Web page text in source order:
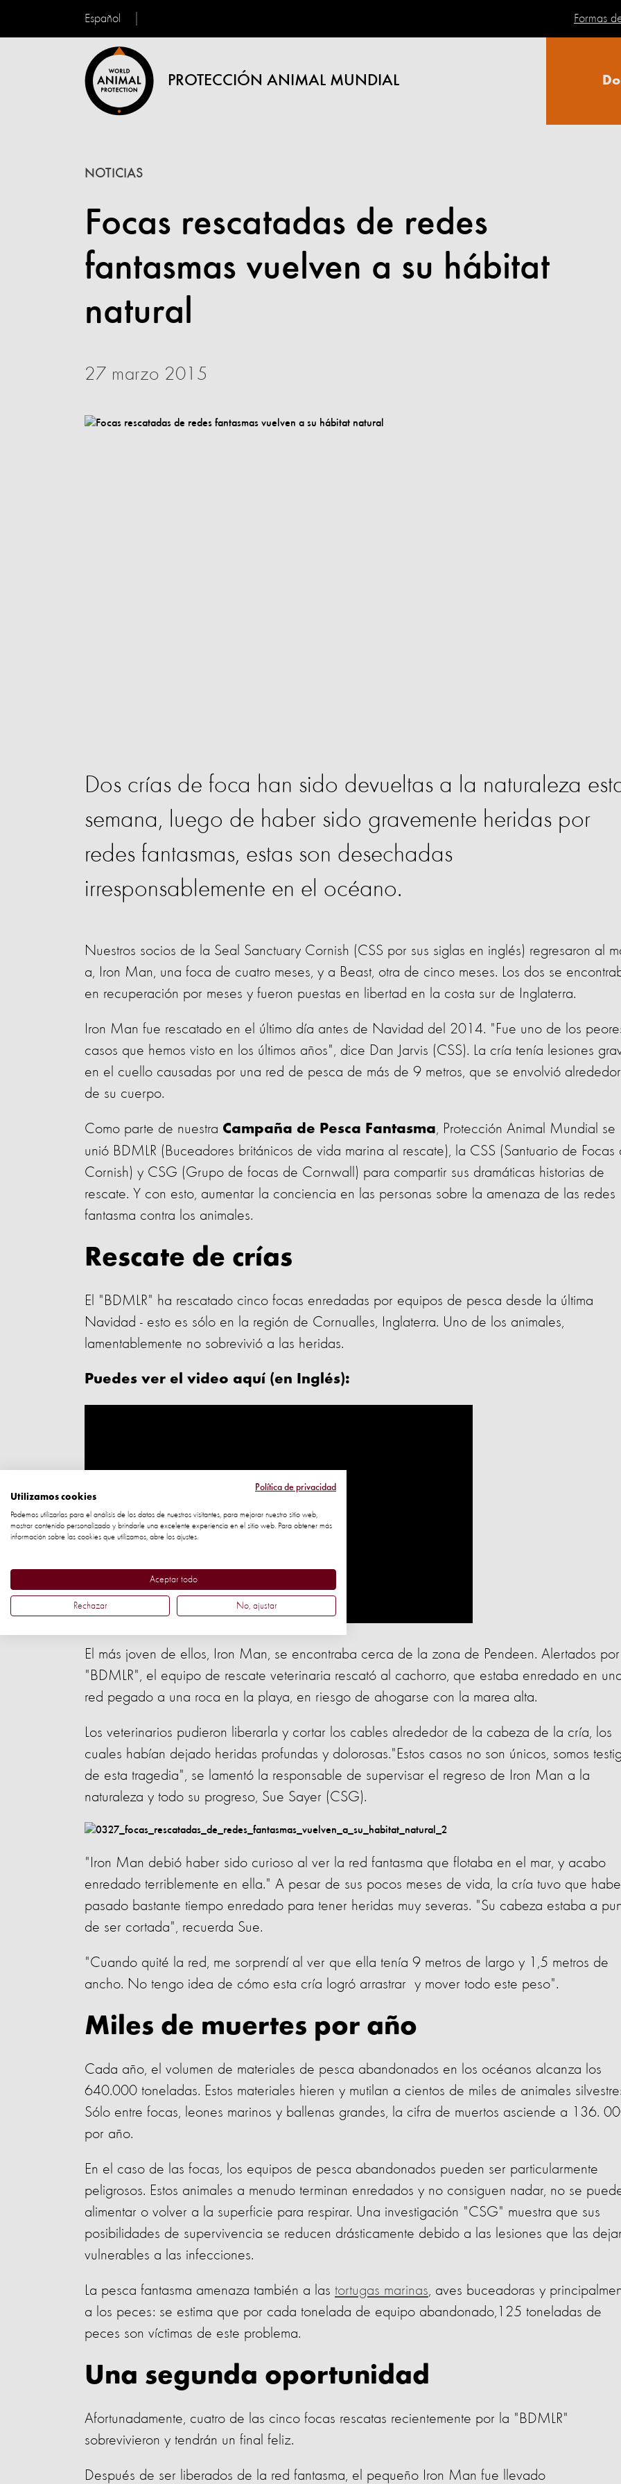
Español
PROTECCIÓN ANIMAL MUNDIAL
Formas
Focas rescatadas de redes
fantasmas vuelven a su hábitat
natural
NOTICIAS
27 marzo 2015
Dos crías de foca han sido devueltas a la naturaleza
semana, luego de haber sido gravemente heridas por
redes fantasmas, estas son desechadas
irresponsablemente en el océano.
Nuestros socios de la Seal Sanctuary Cornish (CSS por sus siglas en inglés) regresaron al
a, Iron Man, una foca de cuatro meses, y a Beast, otra de cinco meses. Los dos se
en recuperación por meses y fueron puestas en libertad en la costa sur de Inglaterra.
Iron Man fue rescatado en el último día antes de Navidad del 2014. "Fue uno de los
casos que hemos visto en los últimos años", dice Dan Jarvis (CSS). La cría tenía lesiones
en el cuello causadas por una red de pesca de más de 9 metros, que se envolvió alrededor
de su cuerpo.
Como parte de nuestra Campaña de Pesca Fantasma, Protección Animal Mundial se
unió BDMLR (Buceadores británicos de vida marina al rescate), la CSS (Santuario de Focas
Cornish) y CSG (Grupo de focas de Cornwall) para compartir sus dramáticas historias de
rescate. Y con esto, aumentar la conciencia en las personas sobre la amenaza de las redes
fantasma contra los animales.
Rescate de crías
El "BDMLR" ha rescatado cinco focas enredadas por equipos de pesca desde la última
Navidad - esto es sólo en la región de Cornualles, Inglaterra. Uno de los animales,
lamentablemente no sobrevivió a las heridas.
Puedes ver el video aquí (en Inglés):
El más joven de ellos, Iron Man, se encontraba cerca de la zona de Pendeen. Alertados
"BDMLR", el equipo de rescate veterinaria rescató al cachorro, que estaba enredado en
red pegado a una roca en la playa, en riesgo de ahogarse con la marea alta.
Los veterinarios pudieron liberarla y cortar los cables alrededor de la cabeza de la cría, los
cuales habían dejado heridas profundas y dolorosas."Estos casos no son únicos, somos
de esta tragedia", se lamentó la responsable de supervisar el regreso de Iron Man a la
naturaleza y todo su progreso, Sue Sayer (CSG).
"Iron Man debió haber sido curioso al ver la red fantasma que flotaba en el mar, y acabo
enredado terriblemente en ella." A pesar de sus pocos meses de vida, la cría tuvo que
pasado bastante tiempo enredado para tener heridas muy severas. "Su cabeza estaba a
de ser cortada", recuerda Sue.
"Cuando quité la red, me sorprendí al ver que ella tenía 9 metros de largo y 1,5 metros de
ancho. No tengo idea de cómo esta cría logró arrastrar y mover todo este peso".
Miles de muertes por año
Cada año, el volumen de materiales de pesca abandonados en los océanos alcanza los
640.000 toneladas. Estos materiales hieren y mutilan a cientos de miles de animales
Sólo entre focas, leones marinos y ballenas grandes, la cifra de muertos asciende a 136.
por año.
En el caso de las focas, los equipos de pesca abandonados pueden ser particularmente
peligrosos. Estos animales a menudo terminan enredados y no consiguen nadar, no se
alimentar o volver a la superficie para respirar. Una investigación "CSG" muestra que sus
posibilidades de supervivencia se reducen drásticamente debido a las lesiones que las
vulnerables a las infecciones.
La pesca fantasma amenaza también a las tortugas marinas, aves buceadoras y
a los peces: se estima que por cada tonelada de equipo abandonado,125 toneladas de
peces son víctimas de este problema.
Una segunda oportunidad
Afortunadamente, cuatro de las cinco focas rescatas recientemente por la "BDMLR"
sobrevivieron y tendrán un final feliz.
Después de ser liberados de la red fantasma, el pequeño Iron Man fue llevado
Política de privacidad
Utilizamos cookies
Podemos utilizarlas para el análisis de los datos de nuestros visitantes, para mejorar nuestro sitio web,
mostrar contenido personalizado y brindarle una excelente experiencia en el sitio web. Para obtener más
información sobre las cookies que utilizamos, abre los ajustes.
Aceptar todo
Rechazar No, ajustar